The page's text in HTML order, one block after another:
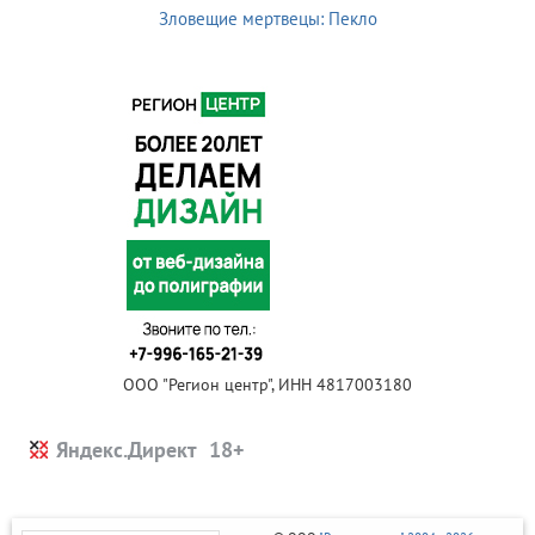
Зловещие мертвецы: Пекло
ООО "Регион центр", ИНН 4817003180
Яндекс.Директ